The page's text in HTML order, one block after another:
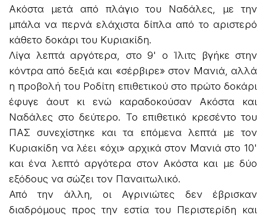
Ακόστα μετά από πλάγιο του Ναδάλες, με την
μπάλα να περνά ελάχιστα δίπλα από το αριστερό
κάθετο δοκάρι του Κυριακίδη.
Λίγα λεπτά αργότερα, στο 9' ο Ίλιτς βγήκε στην
κόντρα από δεξιά και «σέρβιρε» στον Μανιά, αλλά
η προβολή του Ροδίτη επιθετικού στο πρώτο δοκάρι
έφυγε άουτ κι ενώ καραδοκούσαν Ακόστα και
Ναδάλες στο δεύτερο. Το επιθετικό κρεσέντο του
ΠΑΣ συνεχίστηκε και τα επόμενα λεπτά με τον
Κυριακίδη να λέει «όχι» αρχικά στον Μανιά στο 10'
και ένα λεπτό αργότερα στον Ακόστα και με δύο
εξόδους να σώζει τον Παναιτωλικό.
Από την άλλη, οι Αγρινιώτες δεν έβρισκαν
διαδρόμους προς την εστία του Περιστερίδη και